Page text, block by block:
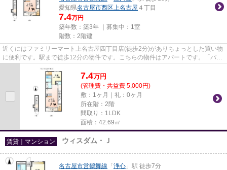
愛知県名古屋市西区上名古屋 ４丁目
7.4万円
築年数：築3年 ｜募集中： 1室
階数：2階建
近くにはファミリーマート上名古屋四丁目店(徒歩2分)がありちょっとした買い物
に便利です。駅まで徒歩12分の物件です。こちらの物件はアパートです。「パッ
7.4万円
(管理費・共益費 5,000円)
敷：1ヶ月｜礼：0ヶ月
所在階：2階
間取り：1LDK
面積：42.69㎡
賃貸｜マンション ウィスダム・Ｊ
名古屋市営鶴舞線 「 浄心 」駅 徒歩7分